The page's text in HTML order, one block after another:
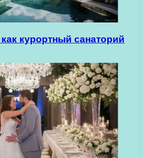
курортный санаторий